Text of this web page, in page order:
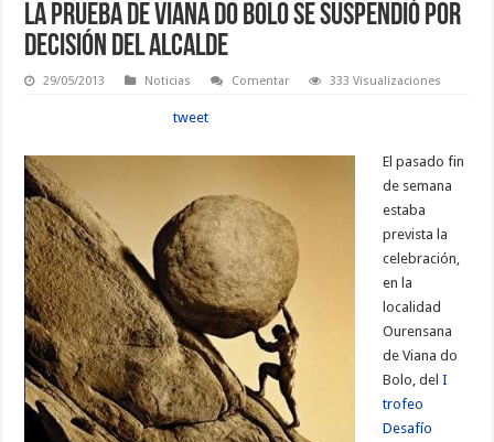
La prueba de Viana do Bolo se suspendió por
decisión del alcalde
29/05/2013 Noticias Comentar 333 Visualizaciones
tweet
El pasado fin
de semana
estaba
prevista la
celebración,
en la
localidad
Ourensana
de Viana do
Bolo, delI
trofeo
Desafío